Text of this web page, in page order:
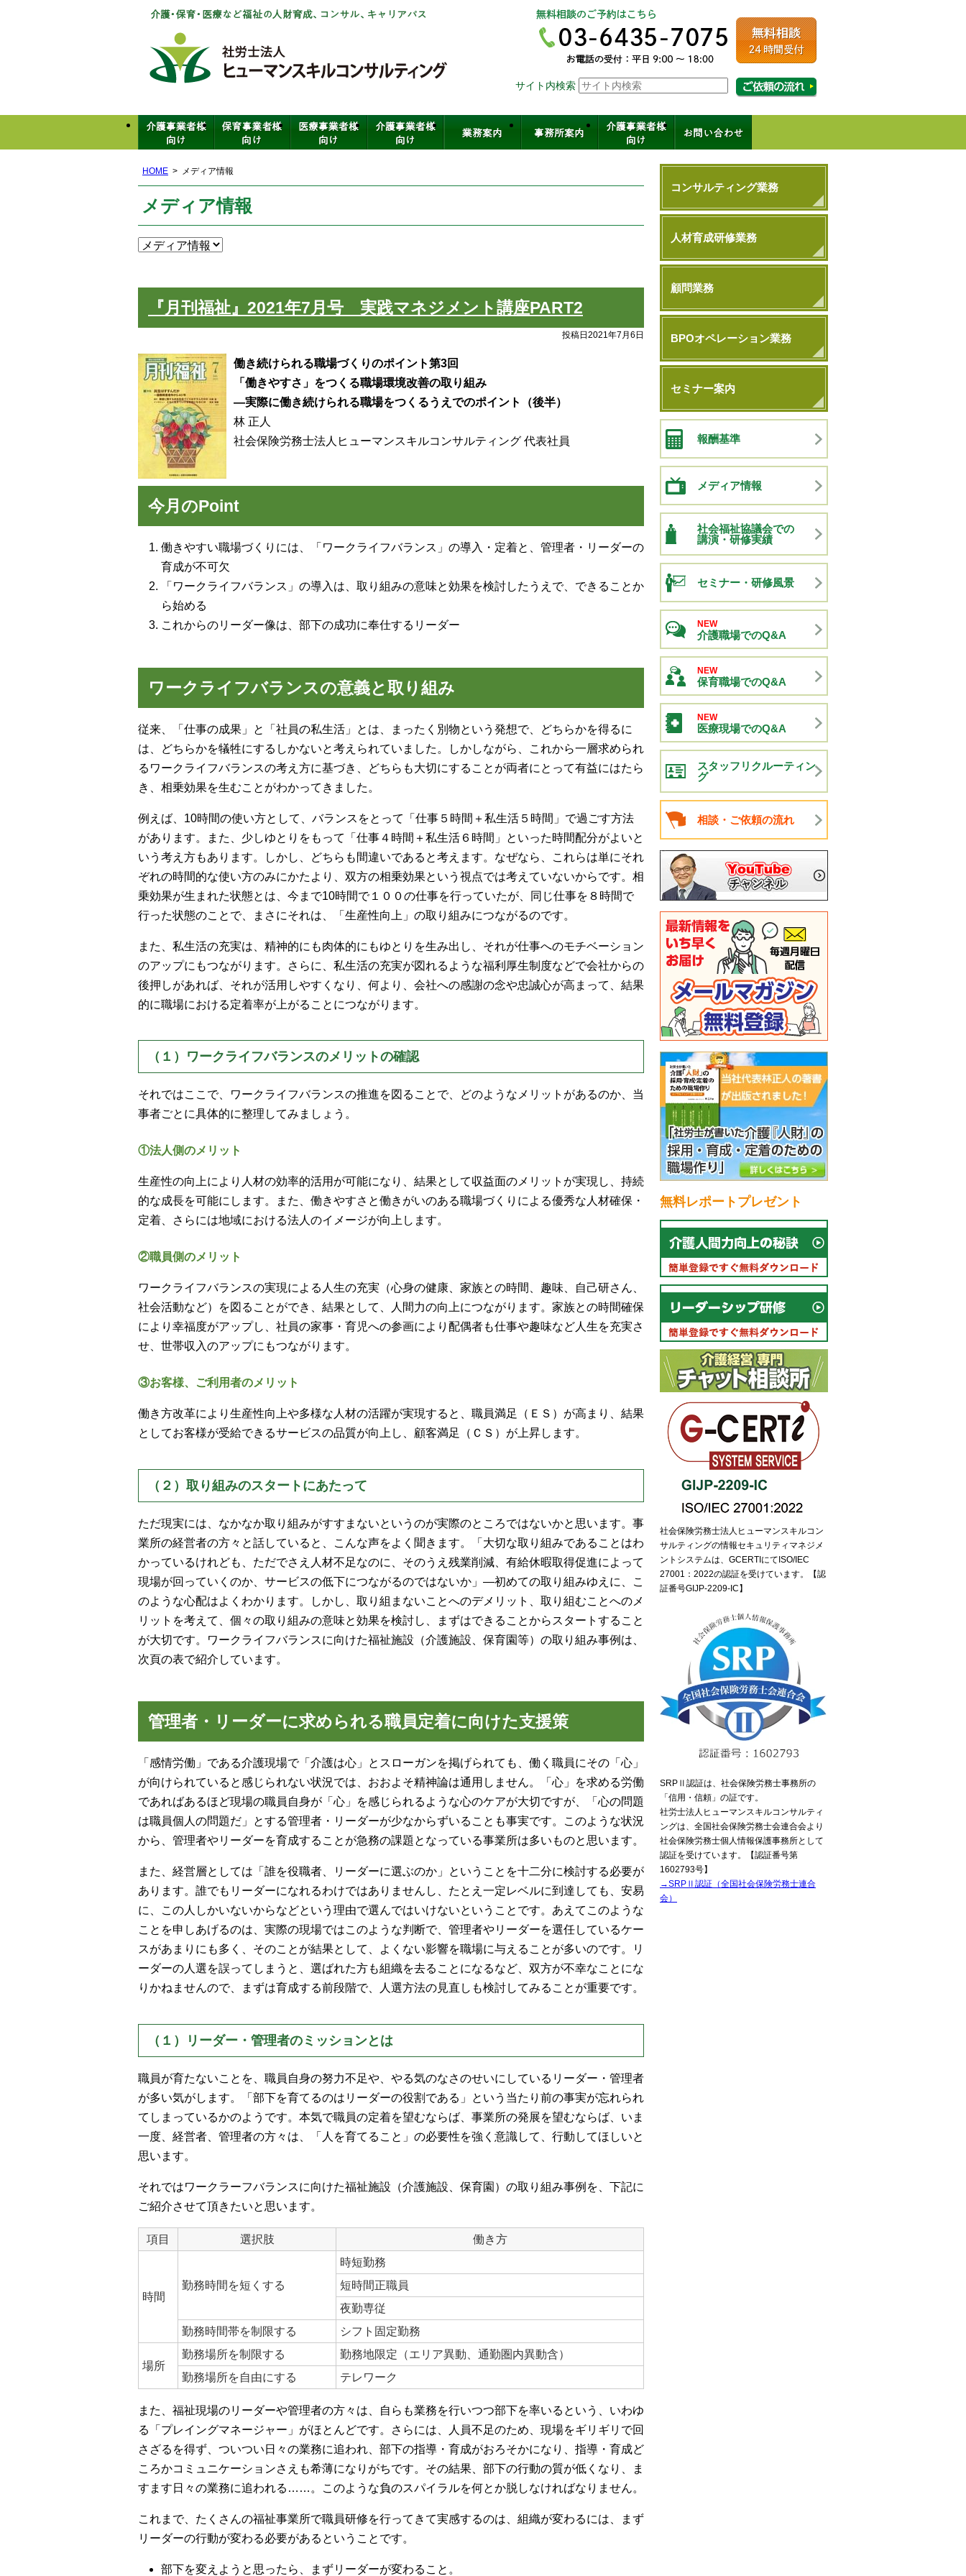
社会保険労務士法人ヒューマンスキルコンサルティング
介護・保育・医療など福祉の人材育成、コンサル、キャリアパス
サイト内検索
HOME メディア情報
メディア情報
『月刊福祉』2021年7月号 実践マネジメント講座PART2
投稿日2021年7月6日
働き続けられる職場づくりのポイント第3回
「働きやすさ」をつくる職場環境改善の取り組み
―実際に働き続けられる職場をつくるうえでのポイント（後半）
林 正人
社会保険労務士法人ヒューマンスキルコンサルティング 代表社員
今月のPoint
働きやすい職場づくりには、「ワークライフバランス」の導入・定着と、管理者・リーダーの
育成が不可欠
「ワークライフバランス」の導入は、取り組みの意味と効果を検討したうえで、できることか
ら始める
これからのリーダー像は、部下の成功に奉仕するリーダー
ワークライフバランスの意義と取り組み
従来、「仕事の成果」と「社員の私生活」とは、まったく別物という発想で、どちらかを得るに
は、どちらかを犠牲にするしかないと考えられていました。しかしながら、これから一層求められ
るワークライフバランスの考え方に基づき、どちらも大切にすることが両者にとって有益にはたら
き、相乗効果を生むことがわかってきました。
例えば、10時間の使い方として、バランスをとって「仕事５時間＋私生活５時間」で過ごす方法
があります。また、少しゆとりをもって「仕事４時間＋私生活６時間」といった時間配分がよいと
いう考え方もあります。しかし、どちらも間違いであると考えます。なぜなら、これらは単にそれ
ぞれの時間的な使い方のみにかたより、双方の相乗効果という視点では考えていないからです。相
乗効果が生まれた状態とは、今まで10時間で１００の仕事を行っていたが、同じ仕事を８時間で
行った状態のことで、まさにそれは、「生産性向上」の取り組みにつながるのです。
また、私生活の充実は、精神的にも肉体的にもゆとりを生み出し、それが仕事へのモチベーション
のアップにもつながります。さらに、私生活の充実が図れるような福利厚生制度などで会社からの
後押しがあれば、それが活用しやすくなり、何より、会社への感謝の念や忠誠心が高まって、結果
的に職場における定着率が上がることにつながります。
（１）ワークライフバランスのメリットの確認
それではここで、ワークライフバランスの推進を図ることで、どのようなメリットがあるのか、当
事者ごとに具体的に整理してみましょう。
①法人側のメリット
生産性の向上により人材の効率的活用が可能になり、結果として収益面のメリットが実現し、持続
的な成長を可能にします。また、働きやすさと働きがいのある職場づくりによる優秀な人材確保・
定着、さらには地域における法人のイメージが向上します。
②職員側のメリット
ワークライフバランスの実現による人生の充実（心身の健康、家族との時間、趣味、自己研さん、
社会活動など）を図ることができ、結果として、人間力の向上につながります。家族との時間確保
により幸福度がアップし、社員の家事・育児への参画により配偶者も仕事や趣味など人生を充実さ
せ、世帯収入のアップにもつながります。
③お客様、ご利用者のメリット
働き方改革により生産性向上や多様な人材の活躍が実現すると、職員満足（ＥＳ）が高まり、結果
としてお客様が受給できるサービスの品質が向上し、顧客満足（ＣＳ）が上昇します。
（２）取り組みのスタートにあたって
ただ現実には、なかなか取り組みがすすまないというのが実際のところではないかと思います。事
業所の経営者の方々と話していると、こんな声をよく聞きます。「大切な取り組みであることはわ
かっているけれども、ただでさえ人材不足なのに、そのうえ残業削減、有給休暇取得促進によって
現場が回っていくのか、サービスの低下につながるのではないか」―初めての取り組みゆえに、こ
のような心配はよくわかります。しかし、取り組まないことへのデメリット、取り組むことへのメ
リットを考えて、個々の取り組みの意味と効果を検討し、まずはできることからスタートすること
が大切です。ワークライフバランスに向けた福祉施設（介護施設、保育園等）の取り組み事例は、
次頁の表で紹介しています。
管理者・リーダーに求められる職員定着に向けた支援策
「感情労働」である介護現場で「介護は心」とスローガンを掲げられても、働く職員にその「心」
が向けられていると感じられない状況では、おおよそ精神論は通用しません。「心」を求める労働
であればあるほど現場の職員自身が「心」を感じられるような心のケアが大切ですが、「心の問題
は職員個人の問題だ」とする管理者・リーダーが少なからずいることも事実です。このような状況
から、管理者やリーダーを育成することが急務の課題となっている事業所は多いものと思います。
また、経営層としては「誰を役職者、リーダーに選ぶのか」ということを十二分に検討する必要が
あります。誰でもリーダーになれるわけではありませんし、たとえ一定レベルに到達しても、安易
に、この人しかいないからなどという理由で選んではいけないということです。あえてこのような
ことを申しあげるのは、実際の現場ではこのような判断で、管理者やリーダーを選任しているケー
スがあまりにも多く、そのことが結果として、よくない影響を職場に与えることが多いのです。リ
ーダーの人選を誤ってしまうと、選ばれた方も組織を去ることになるなど、双方が不幸なことにな
りかねませんので、まずは育成する前段階で、人選方法の見直しも検討してみることが重要です。
（１）リーダー・管理者のミッションとは
職員が育たないことを、職員自身の努力不足や、やる気のなさのせいにしているリーダー・管理者
が多い気がします。「部下を育てるのはリーダーの役割である」という当たり前の事実が忘れられ
てしまっているかのようです。本気で職員の定着を望むならば、事業所の発展を望むならば、いま
一度、経営者、管理者の方々は、「人を育てること」の必要性を強く意識して、行動してほしいと
思います。
それではワークラーフバランスに向けた福祉施設（介護施設、保育園）の取り組み事例を、下記に
ご紹介させて頂きたいと思います。
項目 選択肢 働き方
時間
勤務時間を短くする
時短勤務
短時間正職員
夜勤専従
勤務時間帯を制限する
シフト固定勤務
場所
勤務場所を制限する
勤務地限定（エリア異動、通勤圏内異動含）
勤務場所を自由にする
テレワーク
また、福祉現場のリーダーや管理者の方々は、自らも業務を行いつつ部下を率いるという、いわゆ
る「プレイングマネージャー」がほとんどです。さらには、人員不足のため、現場をギリギリで回
さざるを得ず、ついつい日々の業務に追われ、部下の指導・育成がおろそかになり、指導・育成ど
ころかコミュニケーションさえも希薄になりがちです。その結果、部下の行動の質が低くなり、ま
すます日々の業務に追われる……。このような負のスパイラルを何とか脱しなければなりません。
これまで、たくさんの福祉事業所で職員研修を行ってきて実感するのは、組織が変わるには、まず
リーダーの行動が変わる必要があるということです。
部下を変えようと思ったら、まずリーダーが変わること。
コンサルティング業務
人材育成研修業務
顧問業務
BPOオペレーション業務
セミナー案内
報酬基準
メディア情報
社会福祉協議会での
講演・研修実績
セミナー・研修風景
NEW
介護職場でのQ&A
NEW
保育職場でのQ&A
NEW
医療現場でのQ&A
スタッフリクルーティン
グ
相談・ご依頼の流れ
無料レポートプレゼント
社会保険労務士法人ヒューマンスキルコン
サルティングの情報セキュリティマネジメ
ントシステムは、GCERTIにてISO/IEC
27001：2022の認証を受けています。【認
証番号GIJP-2209-IC】
SRPⅡ認証は、社会保険労務士事務所の
「信用・信頼」の証です。
社労士法人ヒューマンスキルコンサルティ
ングは、全国社会保険労務士会連合会より
社会保険労務士個人情報保護事務所として
認証を受けています。【認証番号第
1602793号】
→SRPⅡ認証（全国社会保険労務士連合
会）